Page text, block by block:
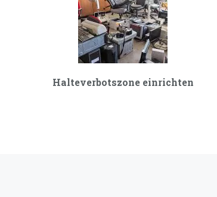
Halteverbotszone einrichten